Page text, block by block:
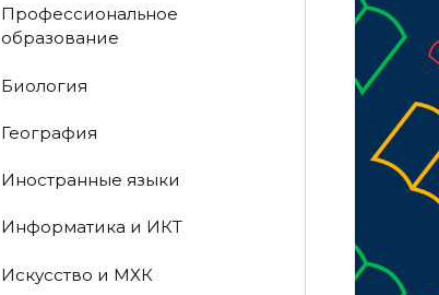
Профессиональное
образование
Биология
География
Иностранные языки
Информатика и ИКТ
Искусство и МХК